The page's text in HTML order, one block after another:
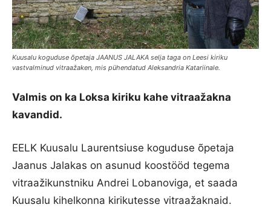
Kuusalu koguduse õpetaja JAANUS JALAKA selja taga on Leesi kiriku
vastvalminud vitraažaken, mis pühendatud Aleksandria Katariinale.
Valmis on ka Loksa kiriku kahe vitraažakna
kavandid.
EELK Kuusalu Laurentsiuse koguduse õpetaja
Jaanus Jalakas on asunud koostööd tegema
vitraažikunstniku Andrei Lobanoviga, et saada
Kuusalu kihelkonna kirikutesse vitraažaknaid.